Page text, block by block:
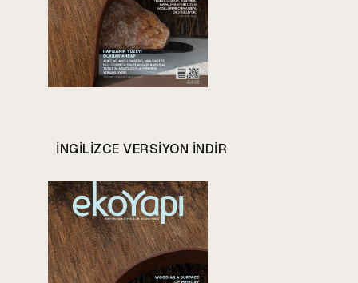
INGILIZCE VERSIYON INDIR